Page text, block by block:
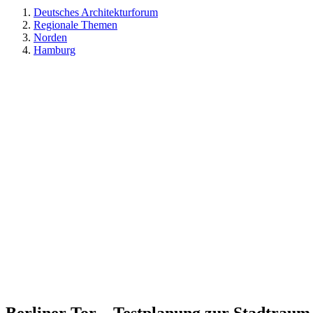
Deutsches Architekturforum
Regionale Themen
Norden
Hamburg